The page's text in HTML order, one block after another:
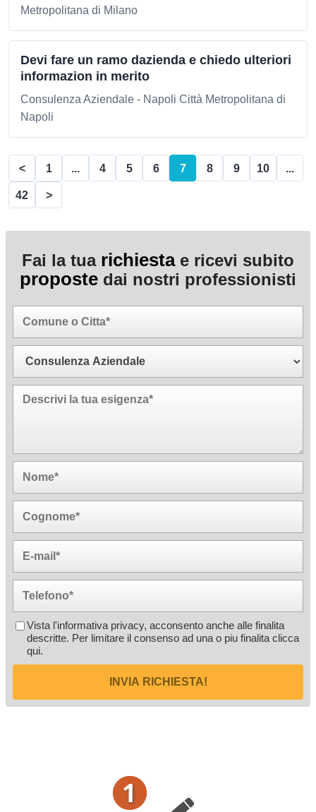
Metropolitana di Milano
Devi fare un ramo dazienda e chiedo ulteriori
informazion in merito
Consulenza Aziendale - Napoli Città Metropolitana di
Napoli
< 1 ... 4 5 6 7 8 9 10 ...
42 >
Fai la tua richiestae ricevi subito
proposte dai nostri professionisti
Vista l'informativa privacy, acconsento anche alle finalita
descritte. Per limitare il consenso ad una o piu finalita clicca
qui.
INVIA RICHIESTA!